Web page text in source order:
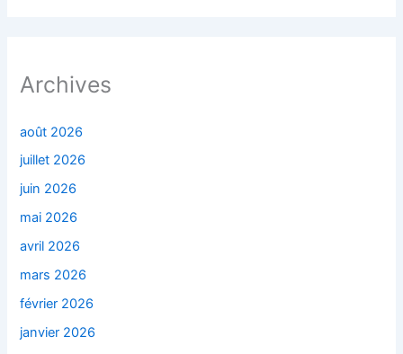
Archives
août 2026
juillet 2026
juin 2026
mai 2026
avril 2026
mars 2026
février 2026
janvier 2026